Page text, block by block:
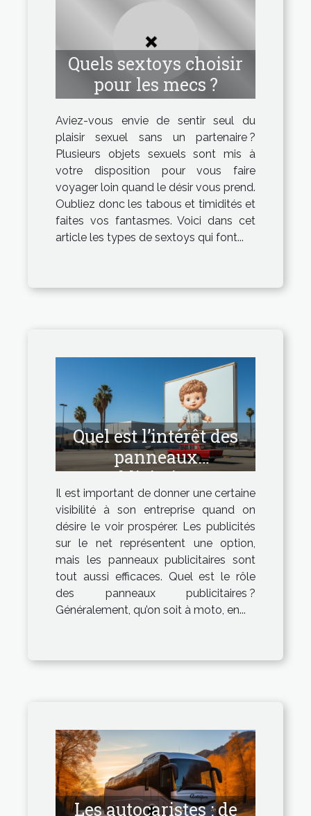
Quels sextoys choisir
pour les mecs ?
Aviez-vous envie de sentir seul du
plaisir sexuel sans un partenaire ?
Plusieurs objets sexuels sont mis à
votre disposition pour vous faire
voyager loin quand le désir vous prend.
Oubliez donc les tabous et timidités et
faites vos fantasmes. Voici dans cet
article les types de sextoys qui font...
Quel est l’intérêt des
panneaux
publicitaires ?
Il est important de donner une certaine
visibilité à son entreprise quand on
désire le voir prospérer. Les publicités
sur le net représentent une option,
mais les panneaux publicitaires sont
tout aussi efficaces. Quel est le rôle
des panneaux publicitaires ?
Généralement, qu’on soit à moto, en...
Les autocaristes : de